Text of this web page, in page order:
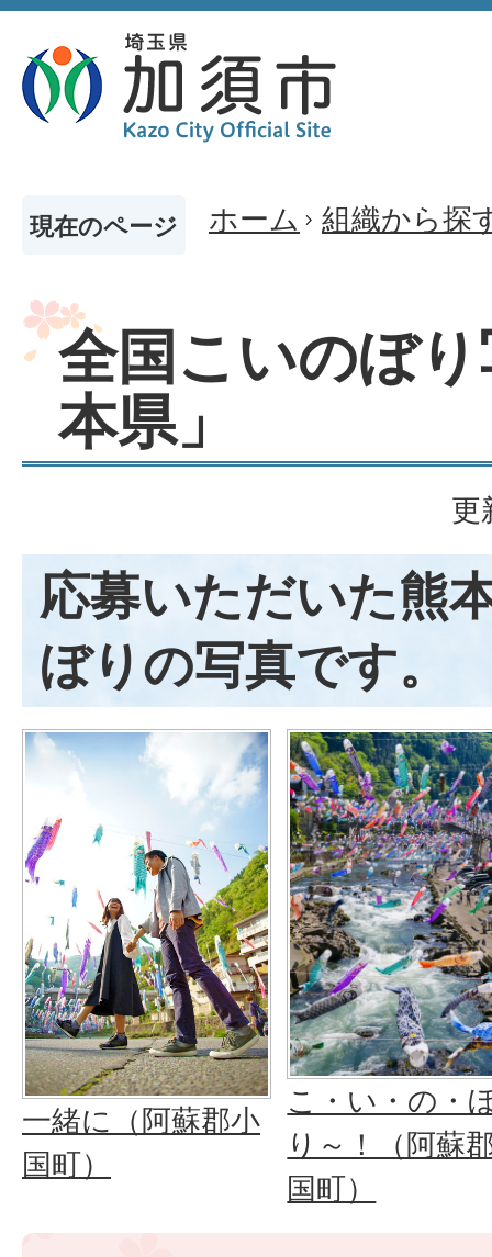
現在のページ ホーム 組織から探
全国こいのぼ
本県」
更
応募いただいた熊
ぼりの写真です。
一緒に（阿蘇郡小
国町）
こ・い・の・
り～！（阿蘇
国町）